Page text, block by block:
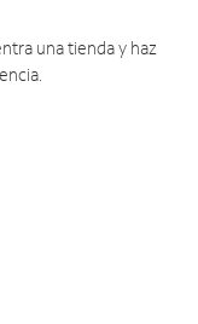
una tienda y haz